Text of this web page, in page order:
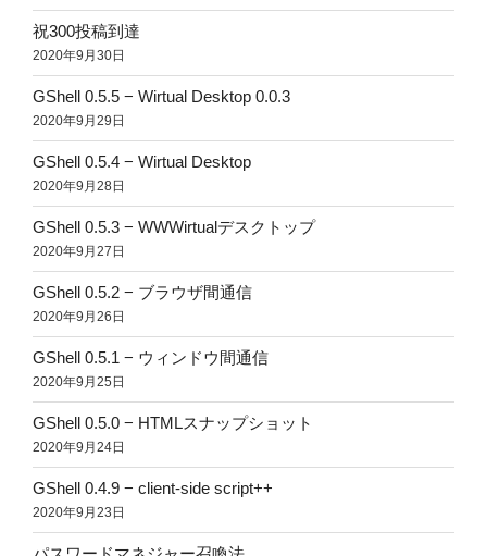
祝300投稿到達
2020年9月30日
GShell 0.5.5 − Wirtual Desktop 0.0.3
2020年9月29日
GShell 0.5.4 − Wirtual Desktop
2020年9月28日
GShell 0.5.3 − WWWirtualデスクトップ
2020年9月27日
GShell 0.5.2 − ブラウザ間通信
2020年9月26日
GShell 0.5.1 − ウィンドウ間通信
2020年9月25日
GShell 0.5.0 − HTMLスナップショット
2020年9月24日
GShell 0.4.9 − client-side script++
2020年9月23日